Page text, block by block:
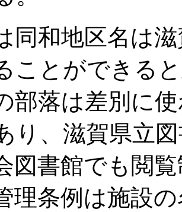
同和地区名は
ことができる
部落は差別に
り、滋賀県立
図書館でも閲
理条例は施設